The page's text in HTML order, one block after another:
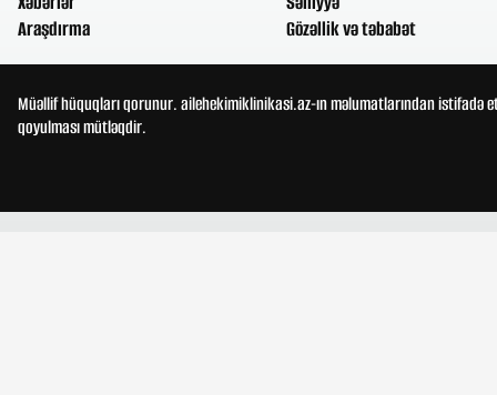
Araşdırma
Gözəllik və təbabət
Müəllif hüquqları qorunur. ailehekimiklinikasi.az-ın məlumatlarından
qoyulması mütləqdir.